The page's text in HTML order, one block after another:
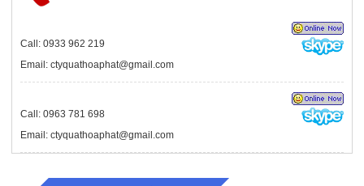
Call: 0933 962 219
Email: ctyquathoaphat@gmail.com
Call: 0963 781 698
Email: ctyquathoaphat@gmail.com